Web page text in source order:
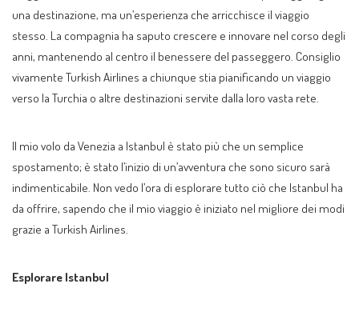
una destinazione, ma un’esperienza che arricchisce il viaggio
stesso. La compagnia ha saputo crescere e innovare nel corso degli
anni, mantenendo al centro il benessere del passeggero. Consiglio
vivamente Turkish Airlines a chiunque stia pianificando un viaggio
verso la Turchia o altre destinazioni servite dalla loro vasta rete.
Il mio volo da Venezia a Istanbul è stato più che un semplice
spostamento; è stato l’inizio di un’avventura che sono sicuro sarà
indimenticabile. Non vedo l’ora di esplorare tutto ciò che Istanbul ha
da offrire, sapendo che il mio viaggio è iniziato nel migliore dei modi
grazie a Turkish Airlines.
Esplorare Istanbul